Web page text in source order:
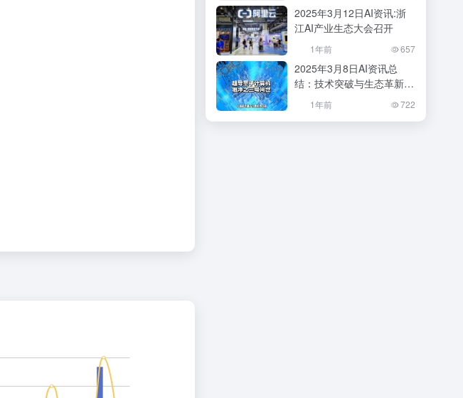
2025年3月12日AI资讯:浙
江AI产业生态大会召开
1年前 657
2025年3月8日AI资讯总
结：技术突破与生态革新并
1年前 722